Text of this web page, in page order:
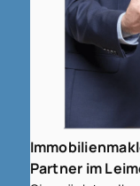
Partner im